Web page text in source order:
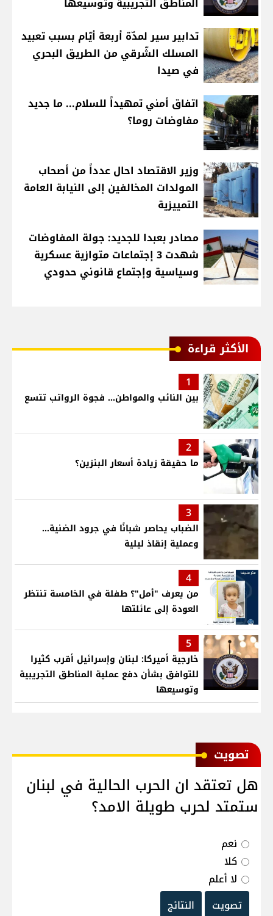
تدابير سير لمدّة أربعة أيّام بسبب تعبيد
المسلك الشّرقي من الطريق البحري
في صيدا
اتفاق أمني تمهيداً للسلام... ما جديد
مفاوضات روما؟
وزير الاقتصاد احال عدداً من أصحاب
المولدات المخالفين إلى النيابة العامة
التمييزية
مصادر بعبدا للجديد: جولة المفاوضات
شهدت 3 إجتماعات متوازية عسكرية
وسياسية وإجتماع قانوني حدودي
الأكثر قراءة
1
بين النائب والمواطن... فجوة الرواتب تتسع
2
ما حقيقة زيادة أسعار البنزين؟
3
الضباب يحاصر شبانًا في جرود الضنية...
وعملية إنقاذ ليلية
4
من يعرف "أمل"؟ طفلة في الخامسة تنتظر
العودة إلى عائلتها
5
خارجية أميركا: لبنان وإسرائيل أقرب كثيرا
للتوافق بشأن دفع عملية المناطق التجريبية
وتوسيعها
ﺗﺼﻮﻳﺖ
هل تعتقد ان الحرب الحالية في لبنان
ستمتد لحرب طويلة الامد؟
نعم
كلا
لا أعلم
تصويت
النتائج